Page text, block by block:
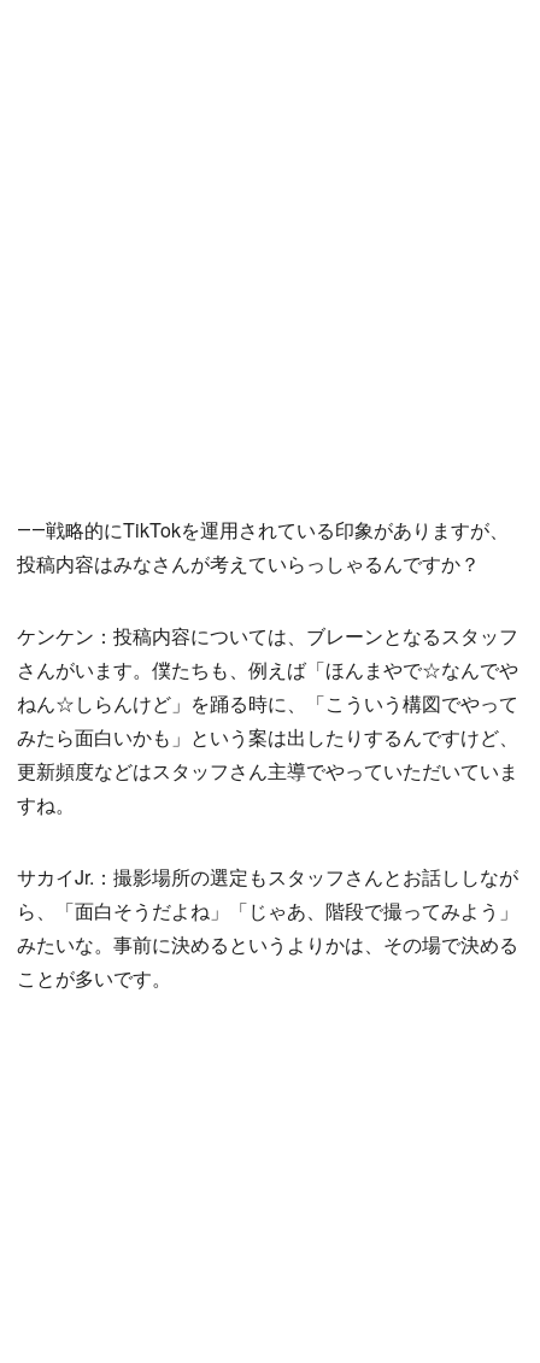
――戦略的にTikTokを運用されている印象がありますが、
投稿内容はみなさんが考えていらっしゃるんですか？
ケンケン：投稿内容については、ブレーンとなるスタッフ
さんがいます。僕たちも、例えば「ほんまやで☆なんでや
ねん☆しらんけど」を踊る時に、「こういう構図でやって
みたら面白いかも」という案は出したりするんですけど、
更新頻度などはスタッフさん主導でやっていただいていま
すね。
サカイJr.：撮影場所の選定もスタッフさんとお話ししなが
ら、「面白そうだよね」「じゃあ、階段で撮ってみよう」
みたいな。事前に決めるというよりかは、その場で決める
ことが多いです。